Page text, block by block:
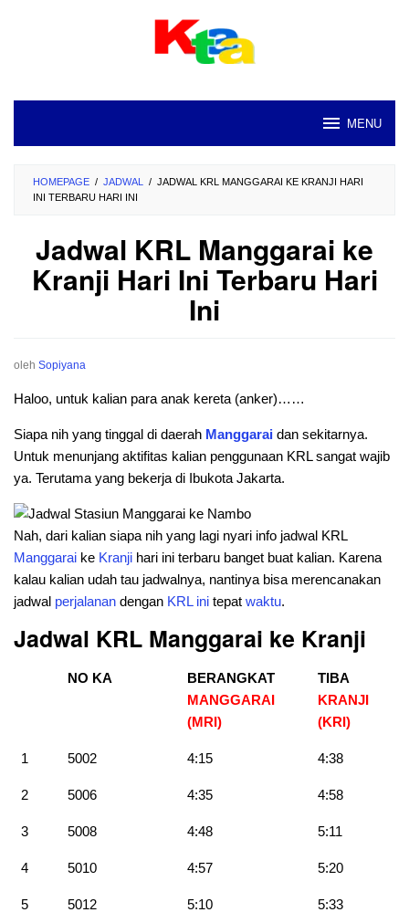
MENU
HOMEPAGE / JADWAL / JADWAL KRL MANGGARAI KE KRANJI HARI
INI TERBARU HARI INI
Jadwal KRL Manggarai ke
Kranji Hari Ini Terbaru Hari
Ini
oleh Sopiyana
Haloo, untuk kalian para anak kereta (anker)……
Siapa nih yang tinggal di daerah Manggarai dan sekitarnya.
Untuk menunjang aktifitas kalian penggunaan KRL sangat wajib
ya. Terutama yang bekerja di Ibukota Jakarta.
Nah, dari kalian siapa nih yang lagi nyari info jadwal KRL
Manggarai ke Kranji hari ini terbaru banget buat kalian. Karena
kalau kalian udah tau jadwalnya, nantinya bisa merencanakan
jadwal perjalanan dengan KRL ini tepat waktu.
Jadwal KRL Manggarai ke Kranji
NO KA
BERANGKAT
MANGGARAI
(MRI)
TIBA
KRANJI
(KRI)
1 5002 4:15 4:38
2 5006 4:35 4:58
3 5008 4:48 5:11
4 5010 4:57 5:20
5 5012 5:10 5:33